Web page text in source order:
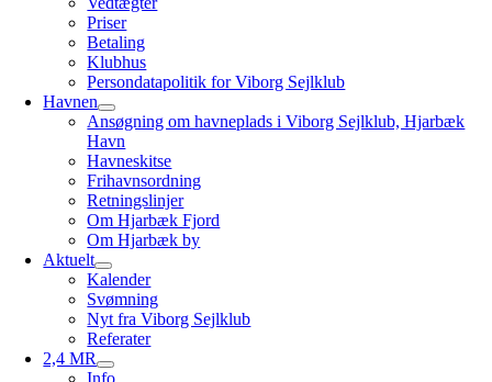
Priser
Betaling
Klubhus
Persondatapolitik for Viborg Sejlklub
Havnen
Ansøgning om havneplads i Viborg Sejlklub, Hjarbæk
Havn
Havneskitse
Frihavnsordning
Retningslinjer
Om Hjarbæk Fjord
Om Hjarbæk by
Aktuelt
Kalender
Svømning
Nyt fra Viborg Sejlklub
Referater
2,4 MR
Info